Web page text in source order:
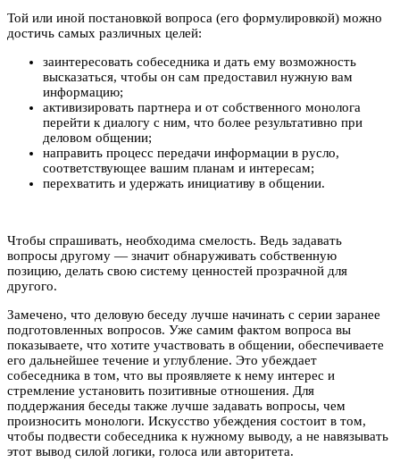
Той или иной постановкой вопроса (его формулировкой) можно
достичь самых различных целей:
заинтересовать собеседника и дать ему возможность
высказаться, чтобы он сам предоставил нужную вам
информацию;
активизировать партнера и от собственного монолога
перейти к диалогу с ним, что более результативно при
деловом общении;
направить процесс передачи информации в русло,
соответствующее вашим планам и интересам;
перехватить и удержать инициативу в общении.
Чтобы спрашивать, необходима смелость. Ведь задавать
вопросы другому — значит обнаруживать собственную
позицию, делать свою систему ценностей прозрачной для
другого.
Замечено, что деловую беседу лучше начинать с серии заранее
подготовленных вопросов. Уже самим фактом вопроса вы
показываете, что хотите участвовать в общении, обеспечиваете
его дальнейшее течение и углубление. Это убеждает
собеседника в том, что вы проявляете к нему интерес и
стремление установить позитивные отношения. Для
поддержания беседы также лучше задавать вопросы, чем
произносить монологи. Искусство убеждения состоит в том,
чтобы подвести собеседника к нужному выводу, а не навязывать
этот вывод силой логики, голоса или авторитета.